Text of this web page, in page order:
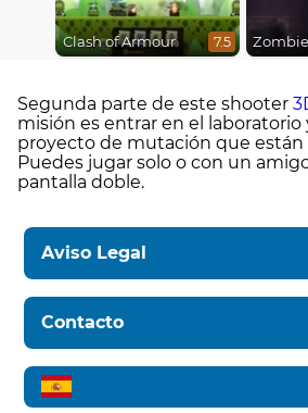
Clash of Armour 7.5
Segunda parte de este shooter
misión es entrar en el laboratorio
proyecto de mutación que están
Puedes jugar solo o con un
pantalla doble.
Aviso Legal
Contacto